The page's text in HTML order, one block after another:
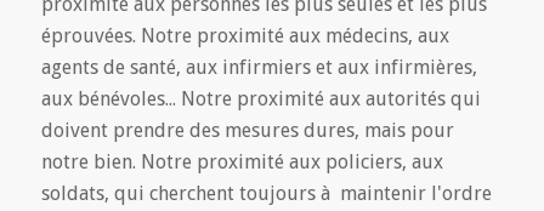
éprouvées. Notre proximité aux médecins, aux
agents de santé, aux infirmiers et aux infirmières,
aux bénévoles... Notre proximité aux autorités qui
doivent prendre des mesures dures, mais pour
notre bien. Notre proximité aux policiers, aux
soldats, qui cherchent toujours à maintenir l'ordre